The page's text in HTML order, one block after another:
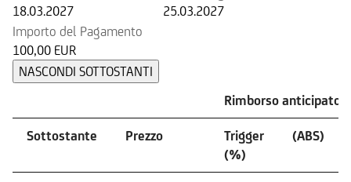
18.03.2027
25.03.2027
Importo del Pagamento
100,00 EUR
NASCONDI SOTTOSTANTI
Rimborso anticipato
Sottostante Prezzo
Trigger
(%)
(ABS)